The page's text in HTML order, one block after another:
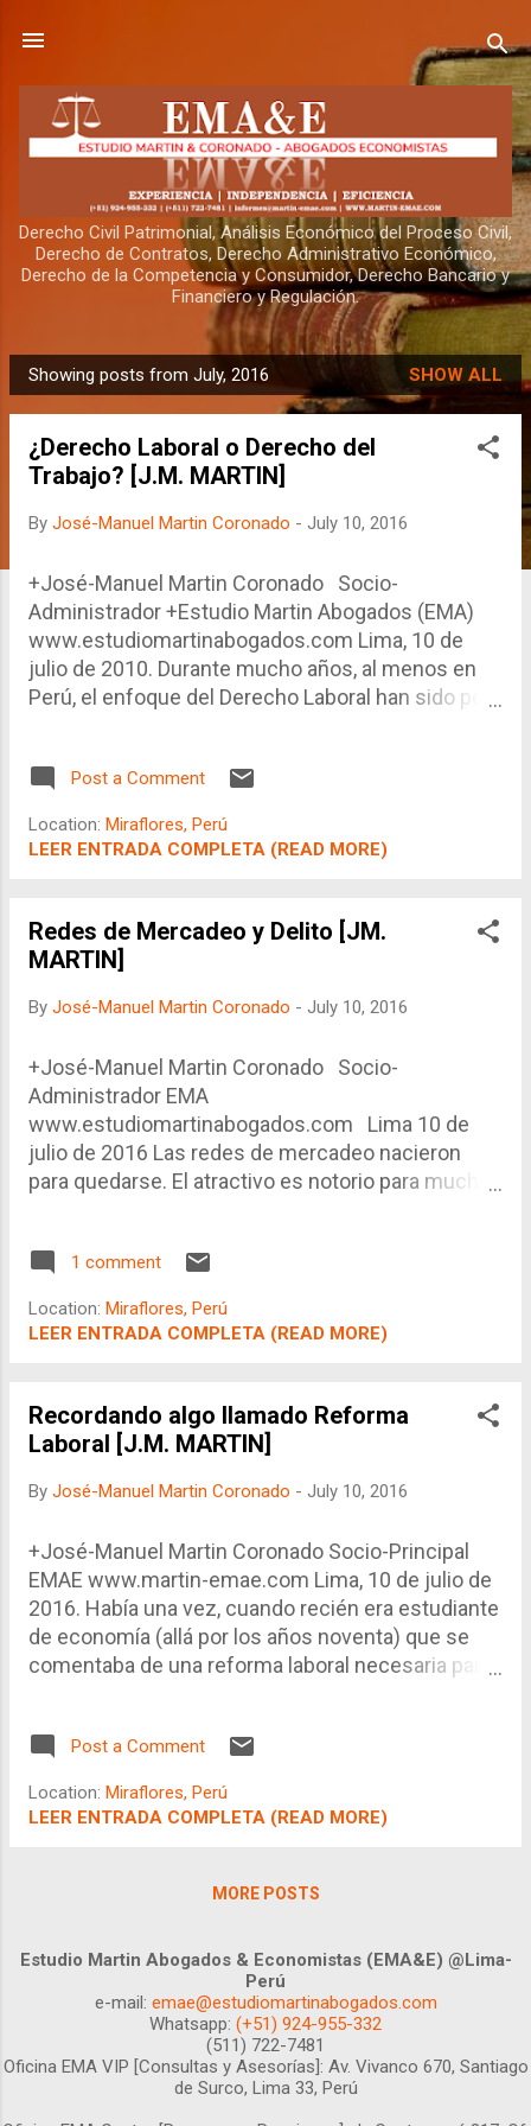
Derecho Civil Patrimonial, Análisis Económico del Proceso Civil,
Derecho de Contratos, Derecho Administrativo Económico,
Derecho de la Competencia y Consumidor, Derecho Bancario y
Financiero y Regulación.
P
o
Showing posts from July, 2016 SHOW ALL
¿Derecho Laboral o Derecho del
Trabajo? [J.M. MARTIN]
By José-Manuel Martin Coronado - July 10, 2016
+José-Manuel Martin Coronado Socio-
Administrador +Estudio Martin Abogados (EMA)
www.estudiomartinabogados.com Lima, 10 de
julio de 2010. Durante mucho años, al menos en
Perú, el enfoque del Derecho Laboral han sido por
profesores, partiendo de los derechos
trabajo. Si bien el Derecho no deja ni dejará de
tener un profundo elemento humanista, ello no
mucho años existe un Derecho Empresarial que
busca defender a las empresas de los demás
menos humanista, a pesar que siempre detrás o al
naturales.
Post a Comment
Location: Miraflores, Perú
LEER ENTRADA COMPLETA (READ MORE)
Redes de Mercadeo y Delito [JM.
MARTIN]
By José-Manuel Martin Coronado - July 10, 2016
+José-Manuel Martin Coronado Socio-
Administrador EMA
www.estudiomartinabogados.com Lima 10 de
julio de 2016 Las redes de mercadeo nacieron
para quedarse. El atractivo es notorio para muchas
(autoempresa, trabajador dependiente, trabajador
toda actividad humana puede eventualmente
adquirir rasgos de ilicitud, ¿qué debe hacer el
1 comment
Location: Miraflores, Perú
LEER ENTRADA COMPLETA (READ MORE)
Recordando algo llamado Reforma
Laboral [J.M. MARTIN]
By José-Manuel Martin Coronado - July 10, 2016
+José-Manuel Martin Coronado Socio-Principal
EMAE www.martin-emae.com Lima, 10 de julio de
2016. Había una vez, cuando recién era estudiante
de economía (allá por los años noventa) que se
comentaba de una reforma laboral necesaria para
para el crecimiento económico. Han pasado casi
aunque algunos pasos interesantes se han
realizado, algunos mejores que otros, y algunos
político-sociales, los policy makers tuvieron que
Post a Comment
Location: Miraflores, Perú
LEER ENTRADA COMPLETA (READ MORE)
MORE POSTS
Estudio Martin Abogados & Economistas (EMA&E) @Lima-
Perú
e-mail: emae@estudiomartinabogados.com
Whatsapp: (+51) 924-955-332
(511) 722-7481
Oficina EMA VIP [Consultas y Asesorías]: Av. Vivanco 670, Santiago
de Surco, Lima 33, Perú